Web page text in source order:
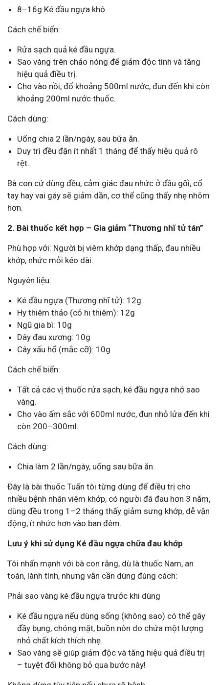
8–16g Ké đầu ngựa khô
Cách chế biến:
Rửa sạch quả ké đầu ngựa.
Sao vàng trên chảo nóng để giảm độc tính và tăng
hiệu quả điều trị.
Cho vào nồi, đổ khoảng 500ml nước, đun đến khi còn
khoảng 200ml nước thuốc.
Cách dùng:
Uống chia 2 lần/ngày, sau bữa ăn.
Duy trì đều đặn ít nhất 1 tháng để thấy hiệu quả rõ
rệt.
Bà con cứ dùng đều, cảm giác đau nhức ở đầu gối, cổ
tay hay vai gáy sẽ giảm dần, cơ thể cũng thấy nhẹ nhõm
hơn.
2. Bài thuốc kết hợp – Gia giảm “Thương nhĩ tử tán”
Phù hợp với: Người bị viêm khớp dạng thấp, đau nhiều
khớp, nhức mỏi kéo dài.
Nguyên liệu:
Ké đầu ngựa (Thương nhĩ tử): 12g
Hy thiêm thảo (cỏ hi thiêm): 12g
Ngũ gia bì: 10g
Dây đau xương: 10g
Cây xấu hổ (mắc cỡ): 10g
Cách chế biến:
Tất cả các vị thuốc rửa sạch, ké đầu ngựa nhớ sao
vàng.
Cho vào ấm sắc với 600ml nước, đun nhỏ lửa đến khi
còn 200–300ml.
Cách dùng:
Chia làm 2 lần/ngày, uống sau bữa ăn.
Đây là bài thuốc Tuấn tôi từng dùng để điều trị cho
nhiều bệnh nhân viêm khớp, có người đã đau hơn 3 năm,
dùng đều trong 1–2 tháng thấy giảm sưng khớp, dễ vận
động, ít nhức hơn vào ban đêm.
Lưu ý khi sử dụng Ké đầu ngựa chữa đau khớp
Tôi nhấn mạnh với bà con rằng, dù là thuốc Nam, an
toàn, lành tính, nhưng vẫn cần dùng đúng cách:
Phải sao vàng ké đầu ngựa trước khi dùng
Ké đầu ngựa nếu dùng sống (không sao) có thể gây
đầy bụng, chóng mặt, buồn nôn do chứa một lượng
nhỏ chất kích thích nhẹ.
Sao vàng sẽ giúp giảm độc và tăng hiệu quả điều trị
– tuyệt đối không bỏ qua bước này!